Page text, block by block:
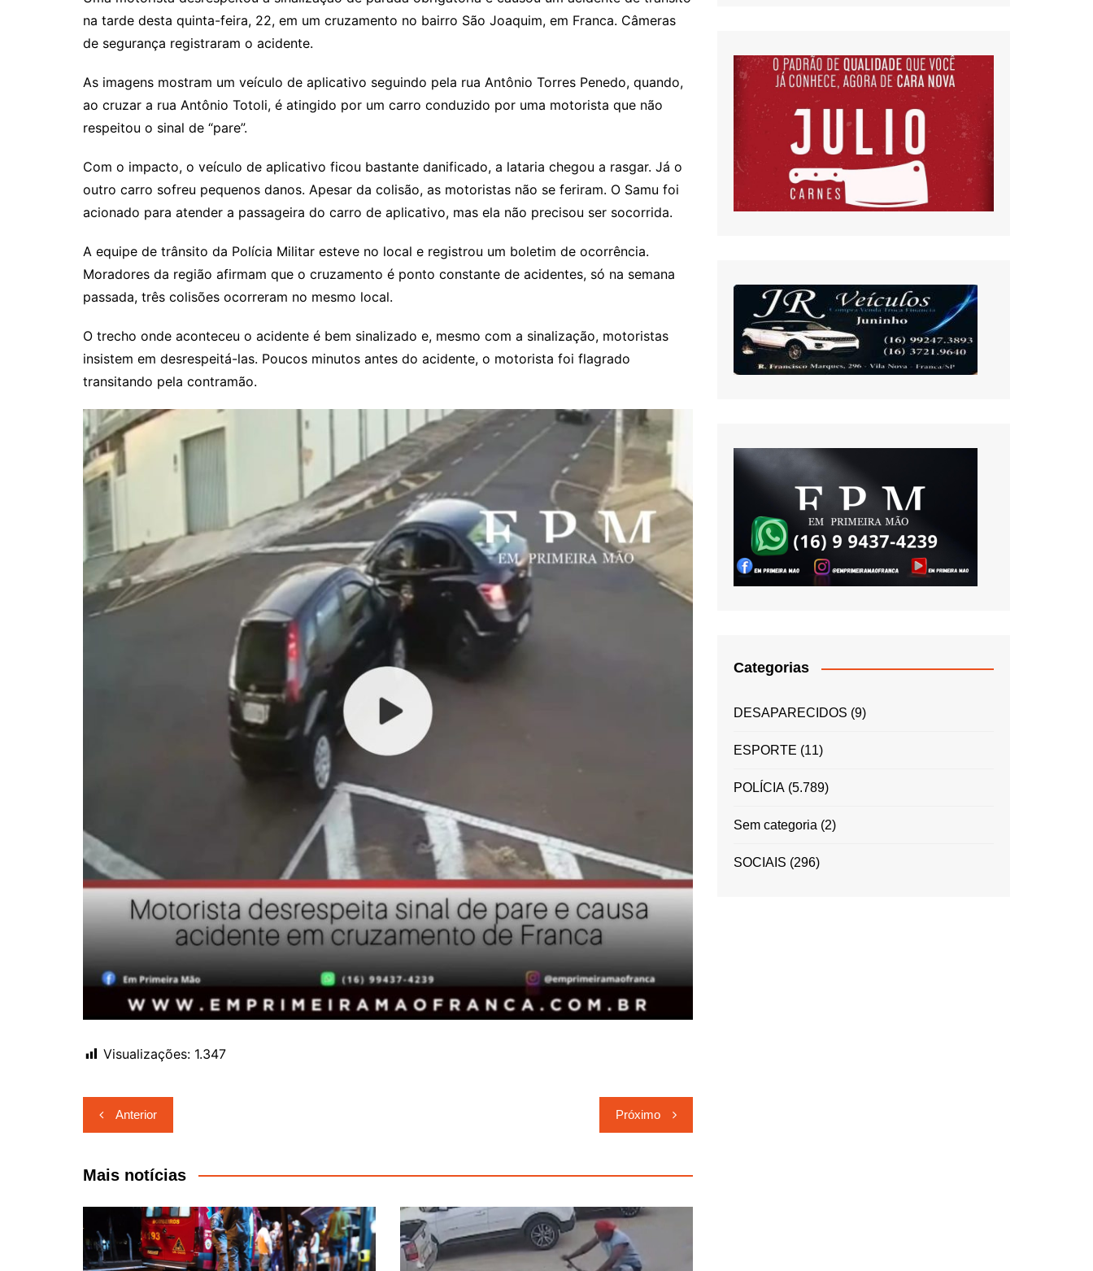
na tarde desta quinta-feira, 22, em um cruzamento no bairro São Joaquim, em Franca. Câmeras
de segurança registraram o acidente.
As imagens mostram um veículo de aplicativo seguindo pela rua Antônio Torres Penedo, quando,
ao cruzar a rua Antônio Totoli, é atingido por um carro conduzido por uma motorista que não
respeitou o sinal de “pare”.
Com o impacto, o veículo de aplicativo ficou bastante danificado, a lataria chegou a rasgar. Já o
outro carro sofreu pequenos danos. Apesar da colisão, as motoristas não se feriram. O Samu foi
acionado para atender a passageira do carro de aplicativo, mas ela não precisou ser socorrida.
A equipe de trânsito da Polícia Militar esteve no local e registrou um boletim de ocorrência.
Moradores da região afirmam que o cruzamento é ponto constante de acidentes, só na semana
passada, três colisões ocorreram no mesmo local.
O trecho onde aconteceu o acidente é bem sinalizado e, mesmo com a sinalização, motoristas
insistem em desrespeitá-las. Poucos minutos antes do acidente, o motorista foi flagrado
transitando pela contramão.
Visualizações: 1.347
Navegação
de
Post
Anterior Próximo
Mais notícias
Categorias
DESAPARECIDOS (9)
ESPORTE (11)
POLÍCIA (5.789)
Sem categoria (2)
SOCIAIS (296)